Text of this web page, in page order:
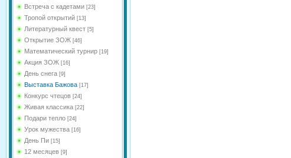
Встреча с кадетами [23]
Тропой открытий [13]
Литературный квест [5]
Открытие ЗОЖ [46]
Математический турнир [19]
Акция ЗОЖ [16]
День снега [9]
Выставка Бажова [17]
Конкурс чтецов [24]
Живая классика [22]
Подари тепло [24]
Урок мужества [16]
День Пи [15]
12 месяцев [9]